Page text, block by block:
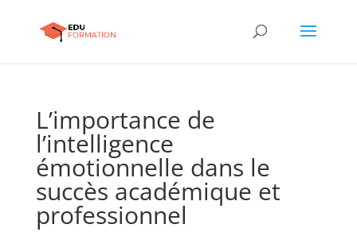
L’importance de
l’intelligence
émotionnelle dans le
succès académique et
professionnel